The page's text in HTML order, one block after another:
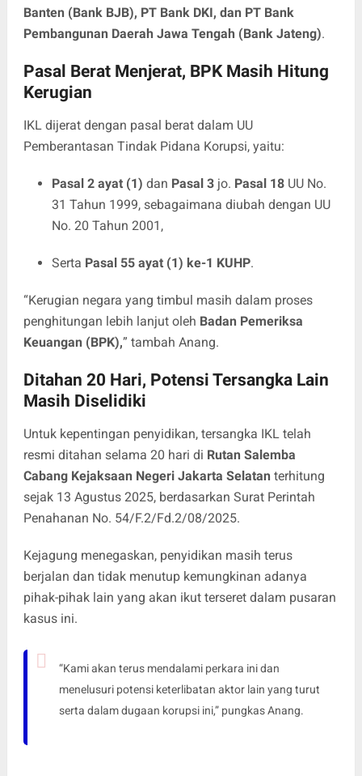
Banten (Bank BJB), PT Bank DKI, dan PT Bank
Pembangunan Daerah Jawa Tengah (Bank Jateng).
Pasal Berat Menjerat, BPK Masih Hitung
Kerugian
IKL dijerat dengan pasal berat dalam UU
Pemberantasan Tindak Pidana Korupsi, yaitu:
Pasal 2 ayat (1) dan Pasal 3jo. Pasal 18UU No.
31 Tahun 1999, sebagaimana diubah dengan UU
No. 20 Tahun 2001,
Serta Pasal 55 ayat (1) ke-1 KUHP.
“Kerugian negara yang timbul masih dalam proses
penghitungan lebih lanjut oleh Badan Pemeriksa
Keuangan (BPK),” tambah Anang.
Ditahan 20 Hari, Potensi Tersangka Lain
Masih Diselidiki
Untuk kepentingan penyidikan, tersangka IKL telah
resmi ditahan selama 20 hari di Rutan Salemba
Cabang Kejaksaan Negeri Jakarta Selatan terhitung
sejak 13 Agustus 2025, berdasarkan Surat Perintah
Penahanan No. 54/F.2/Fd.2/08/2025.
Kejagung menegaskan, penyidikan masih terus
berjalan dan tidak menutup kemungkinan adanya
pihak-pihak lain yang akan ikut terseret dalam pusaran
kasus ini.
“Kami akan terus mendalami perkara ini dan
menelusuri potensi keterlibatan aktor lain yang turut
serta dalam dugaan korupsi ini,” pungkas Anang.